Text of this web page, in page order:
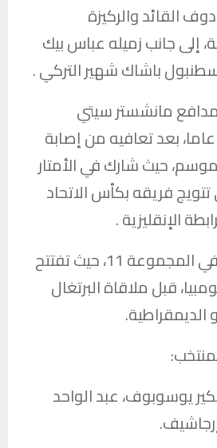
القائد والركيزة
إلى جانب زميله عباس بيك
باشاك شهير التركي .
مانشستر سيتي
الإنقليزي البالغ 22 عاما، بعد تعافيه من إصابة
حيث شارك في الأمتار
فريقه بكأس الاتحاد
الإنقليزية .
وتلعب أوزبكستان في المجموعة 11، حيث تفتتح
قبل ملاقاة البرتغال
يوسوبوف، عبد الواحد